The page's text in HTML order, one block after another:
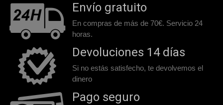
Envío gratuito
En compras de más de 70€. Servicio 24
horas.
Devoluciones 14 días
Si no estás satisfecho, te devolvemos el
dinero
Pago seguro